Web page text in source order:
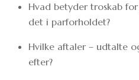
Hvad betyder troskab
det i parforholdet?
Hvilke aftaler – udtalte
efter?